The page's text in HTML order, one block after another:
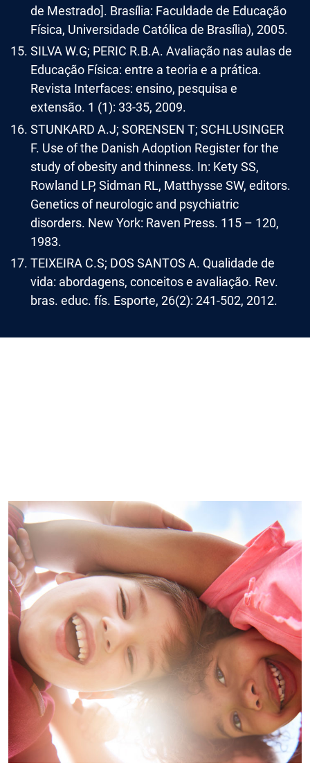
de Mestrado]. Brasília: Faculdade de Educação
Física, Universidade Católica de Brasília), 2005.
SILVA W.G; PERIC R.B.A. Avaliação nas aulas de
Educação Física: entre a teoria e a prática.
Revista Interfaces: ensino, pesquisa e
extensão. 1 (1): 33-35, 2009.
STUNKARD A.J; SORENSEN T; SCHLUSINGER
F. Use of the Danish Adoption Register for the
study of obesity and thinness. In: Kety SS,
Rowland LP, Sidman RL, Matthysse SW, editors.
Genetics of neurologic and psychiatric
disorders. New York: Raven Press. 115 – 120,
1983.
TEIXEIRA C.S; DOS SANTOS A. Qualidade de
vida: abordagens, conceitos e avaliação. Rev.
bras. educ. fís. Esporte, 26(2): 241-502, 2012.
Imagem de capa